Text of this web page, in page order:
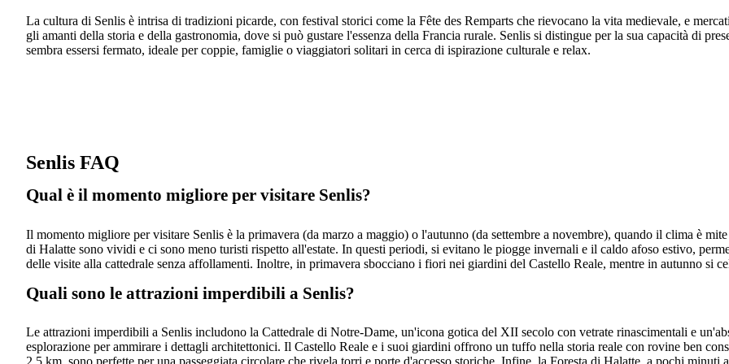
La cultura di Senlis è intrisa di tradizioni picarde, con festival storici come la Fête des Remparts che rievocano la vita medievale, e
gli amanti della storia e della gastronomia, dove si può gustare l'essenza della Francia rurale. Senlis si distingue per la sua capacità di
sembra essersi fermato, ideale per coppie, famiglie o viaggiatori solitari in cerca di ispirazione culturale e relax.
Senlis FAQ
Qual è il momento migliore per visitare Senlis?
Il momento migliore per visitare Senlis è la primavera (da marzo a maggio) o l'autunno (da settembre a novembre), quando il clima è
di Halatte sono vividi e ci sono meno turisti rispetto all'estate. In questi periodi, si evitano le piogge invernali e il caldo afoso estivo,
delle visite alla cattedrale senza affollamenti. Inoltre, in primavera sbocciano i fiori nei giardini del Castello Reale, mentre in autunno si
Quali sono le attrazioni imperdibili a Senlis?
Le attrazioni imperdibili a Senlis includono la Cattedrale di Notre-Dame, un'icona gotica del XII secolo con vetrate rinascimentali e
esplorazione per ammirare i dettagli architettonici. Il Castello Reale e i suoi giardini offrono un tuffo nella storia reale con rovine ben